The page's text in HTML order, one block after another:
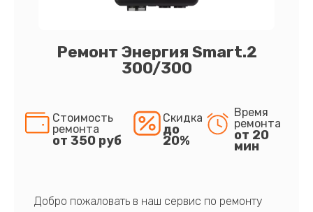
Ремонт Энергия Smart.2
300/300
Стоимость
ремонта
от 350 руб
Скидка
до
20%
Время
ремонта
от 20
мин
Добро пожаловать в наш сервис по ремонту